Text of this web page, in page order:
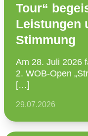
Tour“
Leistungen
Stimmung
Am 28. Juli 2026
2. WOB-Open
[…]
29.07.2026